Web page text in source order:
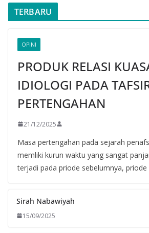
TERBARU
OPINI
PRODUK RELASI
IDIOLOGI PADA
PERTENGAHAN
21/12/2025
Masa pertengahan pada sejarah
memliki kurun waktu yang sangat
terjadi pada priode sebelumnya, priode
Sirah Nabawiyah
15/09/2025